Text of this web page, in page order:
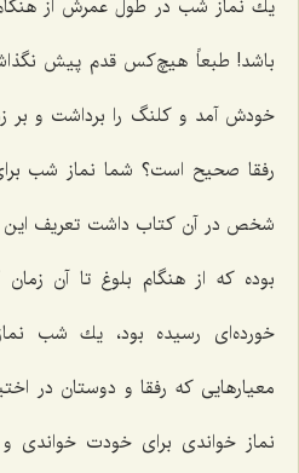
یك نماز شب در طول عمرش از هنگام
باشد! طبعاً هیچ‌كس قدم پیش
خودش آمد و كلنگ را برداشت و بر
رفقا صحیح است؟ شما نماز شب
شخص در آن كتاب داشت تعریف این
بوده كه از هنگام بلوغ تا آن
خورده‌ای رسیده بود، یك شب
معیارهایی كه رفقا و دوستان در
نماز خواندی برای خودت خواندی